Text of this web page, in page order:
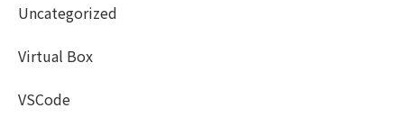
Uncategorized
Virtual Box
VSCode